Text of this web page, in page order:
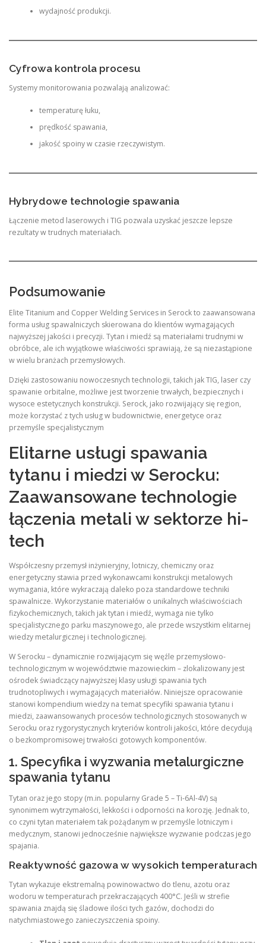
wydajność produkcji.
Cyfrowa kontrola procesu
Systemy monitorowania pozwalają analizować:
temperaturę łuku,
prędkość spawania,
jakość spoiny w czasie rzeczywistym.
Hybrydowe technologie spawania
Łączenie metod laserowych i TIG pozwala uzyskać jeszcze lepsze
rezultaty w trudnych materiałach.
Podsumowanie
Elite Titanium and Copper Welding Services in Serock to zaawansowana
forma usług spawalniczych skierowana do klientów wymagających
najwyższej jakości i precyzji. Tytan i miedź są materiałami trudnymi w
obróbce, ale ich wyjątkowe właściwości sprawiają, że są niezastąpione
w wielu branżach przemysłowych.
Dzięki zastosowaniu nowoczesnych technologii, takich jak TIG, laser czy
spawanie orbitalne, możliwe jest tworzenie trwałych, bezpiecznych i
wysoce estetycznych konstrukcji. Serock, jako rozwijający się region,
może korzystać z tych usług w budownictwie, energetyce oraz
przemyśle specjalistycznym
Elitarne usługi spawania
tytanu i miedzi w Serocku:
Zaawansowane technologie
łączenia metali w sektorze hi-
tech
Współczesny przemysł inżynieryjny, lotniczy, chemiczny oraz
energetyczny stawia przed wykonawcami konstrukcji metalowych
wymagania, które wykraczają daleko poza standardowe techniki
spawalnicze. Wykorzystanie materiałów o unikalnych właściwościach
fizykochemicznych, takich jak tytan i miedź, wymaga nie tylko
specjalistycznego parku maszynowego, ale przede wszystkim elitarnej
wiedzy metalurgicznej i technologicznej.
W Serocku – dynamicznie rozwijającym się węźle przemysłowo-
technologicznym w województwie mazowieckim – zlokalizowany jest
ośrodek świadczący najwyższej klasy usługi spawania tych
trudnotopliwych i wymagających materiałów. Niniejsze opracowanie
stanowi kompendium wiedzy na temat specyfiki spawania tytanu i
miedzi, zaawansowanych procesów technologicznych stosowanych w
Serocku oraz rygorystycznych kryteriów kontroli jakości, które decydują
o bezkompromisowej trwałości gotowych komponentów.
1. Specyfika i wyzwania metalurgiczne
spawania tytanu
Tytan oraz jego stopy (m.in. popularny Grade 5 – Ti-6Al-4V) są
synonimem wytrzymałości, lekkości i odporności na korozję. Jednak to,
co czyni tytan materiałem tak pożądanym w przemyśle lotniczym i
medycznym, stanowi jednocześnie największe wyzwanie podczas jego
spajania.
Reaktywność gazowa w wysokich temperaturach
Tytan wykazuje ekstremalną powinowactwo do tlenu, azotu oraz
wodoru w temperaturach przekraczających 400°C. Jeśli w strefie
spawania znajdą się śladowe ilości tych gazów, dochodzi do
natychmiastowego zanieczyszczenia spoiny.